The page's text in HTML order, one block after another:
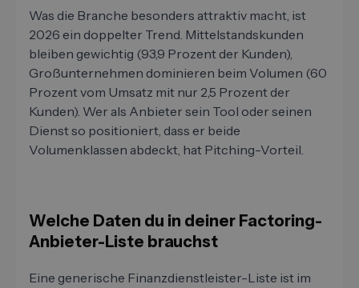
Was die Branche besonders attraktiv macht, ist
2026 ein doppelter Trend. Mittelstandskunden
bleiben gewichtig (93,9 Prozent der Kunden),
Großunternehmen dominieren beim Volumen (60
Prozent vom Umsatz mit nur 2,5 Prozent der
Kunden). Wer als Anbieter sein Tool oder seinen
Dienst so positioniert, dass er beide
Volumenklassen abdeckt, hat Pitching-Vorteil.
Welche Daten du in deiner Factoring-
Anbieter-Liste brauchst
Eine generische Finanzdienstleister-Liste ist im